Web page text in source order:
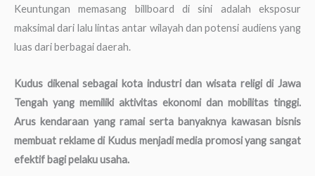
Keuntungan memasang billboard di sini adalah eksposur
maksimal dari lalu lintas antar wilayah dan potensi audiens yang
luas dari berbagai daerah.
Kudus dikenal sebagai kota industri dan wisata religi di Jawa
Tengah yang memiliki aktivitas ekonomi dan mobilitas tinggi.
Arus kendaraan yang ramai serta banyaknya kawasan bisnis
membuat reklame di Kudus menjadi media promosi yang sangat
efektif bagi pelaku usaha.